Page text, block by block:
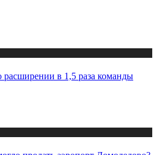
в 1,5 раза команды